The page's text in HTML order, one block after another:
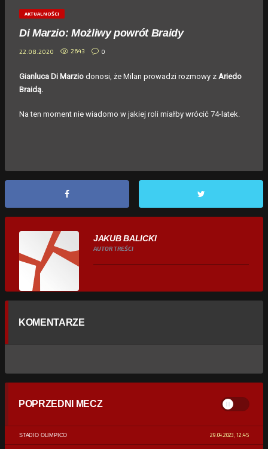
AKTUALNOŚCI
Di Marzio: Możliwy powrót Braidy
22.08.2020 2643 0
Gianluca Di Marzio donosi, że Milan prowadzi rozmowy z Ariedo
Braidą.
Na ten moment nie wiadomo w jakiej roli miałby wrócić 74-latek.
JAKUB BALICKI
AUTOR TREŚCI
KOMENTARZE
POPRZEDNI MECZ
STADIO OLIMPICO 29.04.2023, 12:45